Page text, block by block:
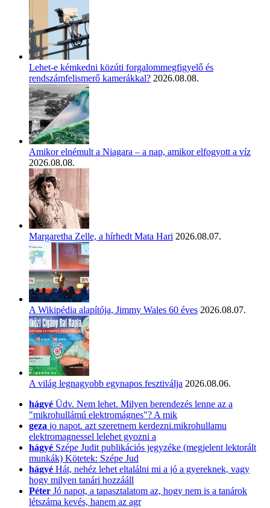
Lehet-e kémkedni közúti forgalommegfigyelő és
rendszámfelismerő kamerákkal? 2026.08.08.
Amikor elnémult a Niagara – a nap, amikor elfogyott a víz
2026.08.08.
Margaretha Zelle, a hírhedt Mata Hari 2026.08.07.
A Wikipédia alapítója, Jimmy Wales 60 éves 2026.08.07.
A világ legnagyobb egynapos fesztiválja 2026.08.06.
hágyé Üdv. Nem lehet. Milyen berendezés lenne az a
"mikrohullámú elektromágnes"? A mik
geza jo napot. azt szeretnem kerdezni.mikrohullamu
elektromagnessel lelehet gyozni a
hágyé Szépe Judit publikációs jegyzéke (megjelent lektorált
munkák) Kötetek: Szépe Jud
hágyé Hát, nehéz lehet eltalálni mi a jó a gyereknek, vagy
hogy milyen tanári hozzááll
Péter Jó napot, a tapasztalatom az, hogy nem is a tanárok
létszáma kevés, hanem az agr